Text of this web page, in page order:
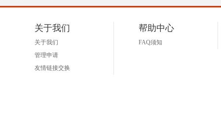
关于我们
关于我们
管理申请
友情链接交换
帮助中心
FAQ须知